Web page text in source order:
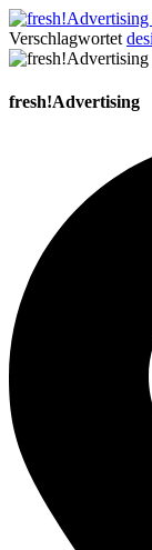
Verschlagwortet
fresh!Advertising